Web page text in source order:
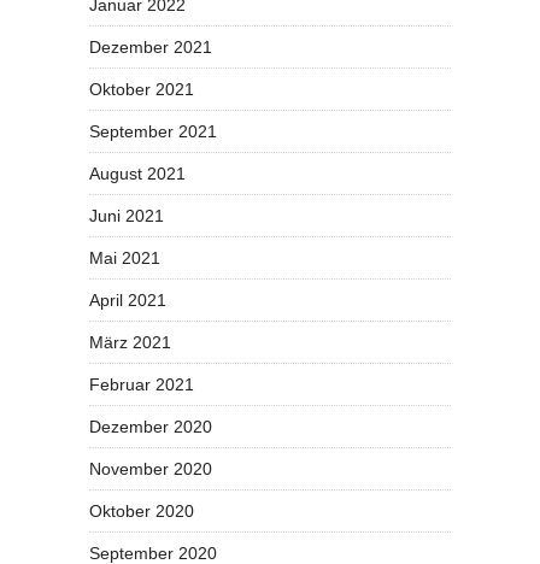
Januar 2022
Dezember 2021
Oktober 2021
September 2021
August 2021
Juni 2021
Mai 2021
April 2021
März 2021
Februar 2021
Dezember 2020
November 2020
Oktober 2020
September 2020